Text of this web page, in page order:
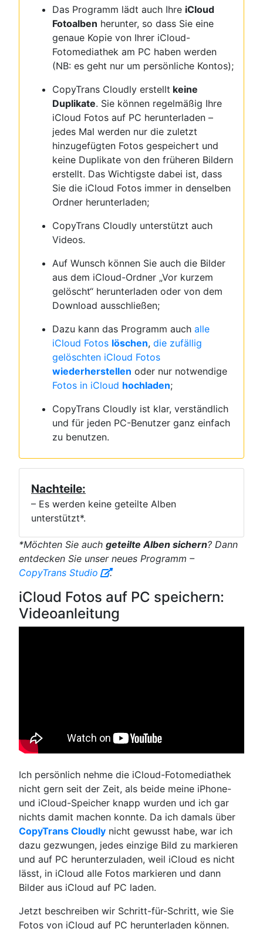
Das Programm lädt auch Ihre iCloud
Fotoalben herunter, so dass Sie eine
genaue Kopie von Ihrer iCloud-
Fotomediathek am PC haben werden
(NB: es geht nur um persönliche Kontos);
CopyTrans Cloudly erstellt keine
Duplikate. Sie können regelmäßig Ihre
iCloud Fotos auf PC herunterladen –
jedes Mal werden nur die zuletzt
hinzugefügten Fotos gespeichert und
keine Duplikate von den früheren Bildern
erstellt. Das Wichtigste dabei ist, dass
Sie die iCloud Fotos immer in denselben
Ordner herunterladen;
CopyTrans Cloudly unterstützt auch
Videos.
Auf Wunsch können Sie auch die Bilder
aus dem iCloud-Ordner „Vor kurzem
gelöscht“ herunterladen oder von dem
Download ausschließen;
Dazu kann das Programm auch alle
iCloud Fotos löschen, die zufällig
gelöschten iCloud Fotos
wiederherstellen oder nur notwendige
Fotos in iCloud hochladen;
CopyTrans Cloudly ist klar, verständlich
und für jeden PC-Benutzer ganz einfach
zu benutzen.
Nachteile:
– Es werden keine geteilte Alben
unterstützt*.
*Möchten Sie auch geteilte Alben sichern? Dann
entdecken Sie unser neues Programm –
CopyTrans Studio
.
iCloud Fotos auf PC speichern:
Videoanleitung
Ich persönlich nehme die iCloud-Fotomediathek
nicht gern seit der Zeit, als beide meine iPhone-
und iCloud-Speicher knapp wurden und ich gar
nichts damit machen konnte. Da ich damals über
CopyTrans Cloudly nicht gewusst habe, war ich
dazu gezwungen, jedes einzige Bild zu markieren
und auf PC herunterzuladen, weil iCloud es nicht
lässt, in iCloud alle Fotos markieren und dann
Bilder aus iCloud auf PC laden.
Jetzt beschreiben wir Schritt-für-Schritt, wie Sie
Fotos von iCloud auf PC herunterladen können.